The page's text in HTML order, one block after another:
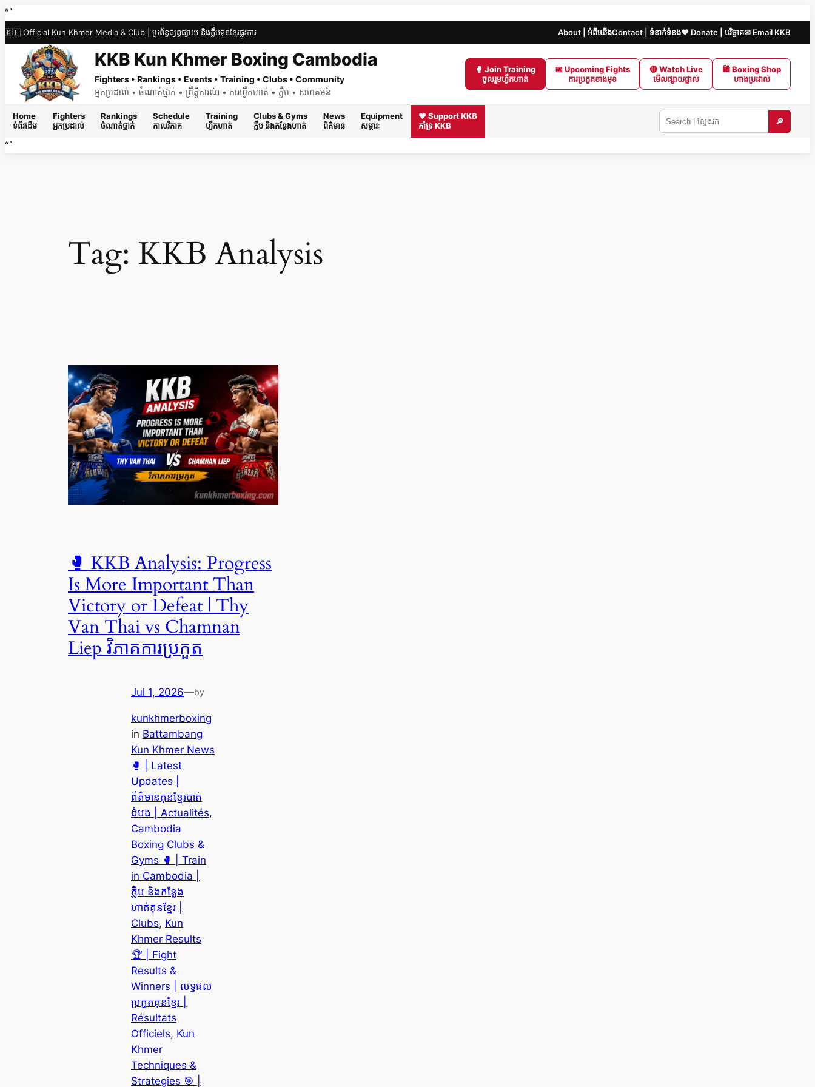
Skip
to
content
“`
🇰🇭 Official Kun Khmer Media & Club | ប្រព័ន្ធផ្សព្វផ្សាយ និងក្លឹបគុនខ្មែរផ្លូវការ About | អំពីយើងContact | ទំនាក់ទំនង❤️ Donate | បរិច្ចាគ✉ Email KKB
KKB Kun Khmer Boxing Cambodia
Fighters • Rankings • Events • Training • Clubs • Community
អ្នកប្រដាល់ • ចំណាត់ថ្នាក់ • ព្រឹត្តិការណ៍ • ការហ្វឹកហាត់ • ក្លឹប • សហគមន៍
🥊 Join Training
ចូលរួមហ្វឹកហាត់
📅 Upcoming Fights
ការប្រកួតខាងមុខ
🔴 Watch Live
មើលផ្សាយផ្ទាល់
🛍 Boxing Shop
ហាងប្រដាល់
Home
ទំព័រដើម
Fighters
អ្នកប្រដាល់
Rankings
ចំណាត់ថ្នាក់
Schedule
កាលវិភាគ
Training
ហ្វឹកហាត់
Clubs & Gyms
ក្លឹប និងកន្លែងហាត់
News
ព័ត៌មាន
Equipment
សម្ភារៈ
❤️ Support KKB
គាំទ្រ KKB
Search
🔎
“`
Tag: KKB Analysis
🥊 KKB Analysis: Progress
Is More Important Than
Victory or Defeat | Thy
Van Thai vs Chamnan
Liep វិភាគការប្រកួត
Jul 1, 2026—by
kunkhmerboxing
in Battambang
Kun Khmer News
🥊 | Latest
Updates |
ព័ត៌មានគុនខ្មែរបាត់
ដំបង | Actualités
Cambodia
Boxing Clubs &
Gyms 🥊 | Train
in Cambodia |
ក្លឹប និងកន្លែង
ហាត់គុនខ្មែរ |
Clubs, Kun
Khmer Results
🏆 | Fight
Results &
Winners | លទ្ធផល
ប្រកួតគុនខ្មែរ |
Résultats
Officiels, Kun
Khmer
Techniques &
Strategies 🎯 |